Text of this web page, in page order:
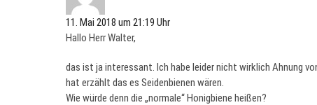
11. Mai 2018 um 21:19 Uhr
Hallo Herr Walter,
das ist ja interessant. Ich habe leider nicht wirklich Ahnung
hat erzählt das es Seidenbienen wären.
Wie würde denn die „normale“ Honigbiene heißen?